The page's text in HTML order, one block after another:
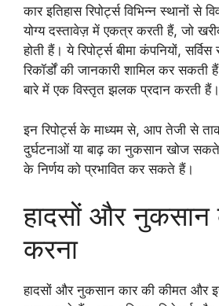
कार इतिहास रिपोर्ट्स विभिन्न स्थानों से
योग्य दस्तावेज़ में एकत्र करती हैं, जो
होती हैं। ये रिपोर्ट्स बीमा कंपनियों,
रिकॉर्डों की जानकारी शामिल कर
बारे में एक विस्तृत झलक प्रदान करती हैं।
इन रिपोर्ट्स के माध्यम से, आप तेजी से
दुर्घटनाओं या बाढ़ का नुकसान खोज
के निर्णय को प्रभावित कर सकते हैं।
हादसों और नुकसान
करना
हादसों और नुकसान कार की कीमत और